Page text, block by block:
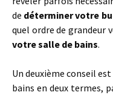
de déterminer votre
quel ordre de grandeur
votre salle de bains.
Un deuxième conseil
bains en deux termes,